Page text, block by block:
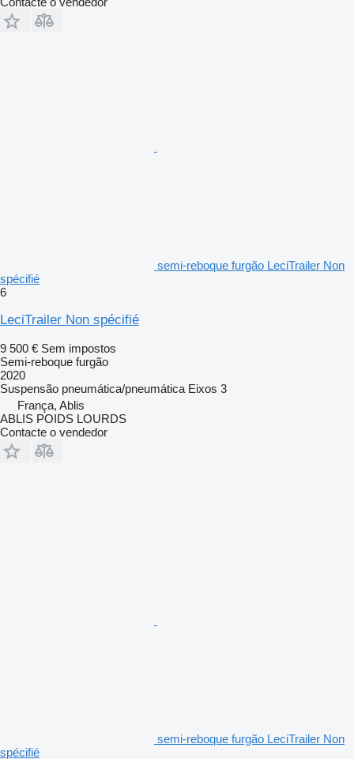
semi-reboque furgão LeciTrailer Non
spécifié
6
LeciTrailer Non spécifié
9 500 € Sem impostos
Semi-reboque furgão
2020
Suspensão pneumática/pneumática Eixos 3
França, Ablis
ABLIS POIDS LOURDS
Contacte o vendedor
semi-reboque furgão LeciTrailer Non
spécifié